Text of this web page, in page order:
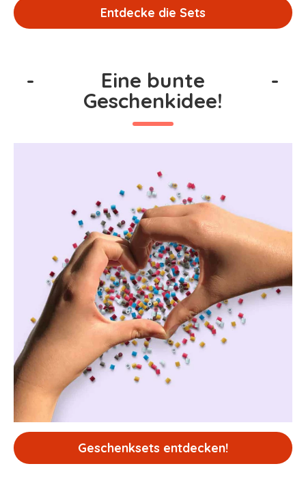
Entdecke die Sets
- Eine bunte
Geschenkidee!
-
Geschenksets entdecken!